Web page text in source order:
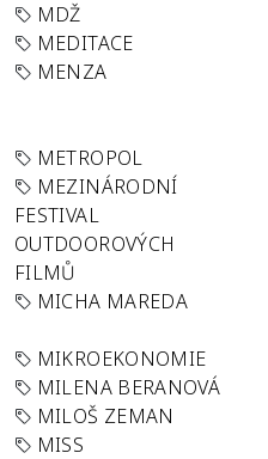
MDŽ
MEDITACE
MENZA
METROPOL
MEZINÁRODNÍ
FESTIVAL
OUTDOOROVÝCH
FILMŮ
MICHA MAREDA
MIKROEKONOMIE
MILENA BERANOVÁ
MILOŠ ZEMAN
MISS